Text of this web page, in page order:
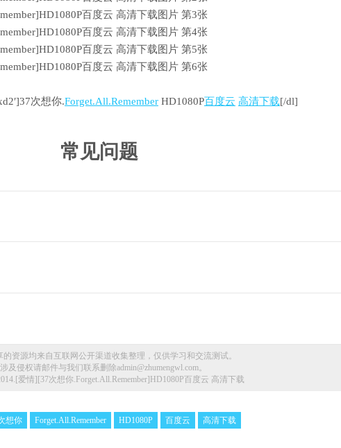
次想你.Forget.All.Remember HD1080P百度云 高清下载[/dl]
常见问题
两分钟，教你如何观看下载完整版
的资源均来自互联网公开渠道收集整理，仅供学习和交流测试。
及侵权请邮件与我们联系删除admin@zhumengwl.com。
爱情][37次想你.Forget.All.Remember]HD1080P百度云 高清下载
想你 Forget.All.Remember HD1080P 百度云 高清下载